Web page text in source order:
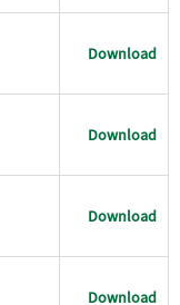
Download
Download
Download
Download